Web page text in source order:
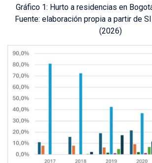
Gráfico 1: Hurto a residencias en
Fuente: elaboración propia a partir de
(2026)